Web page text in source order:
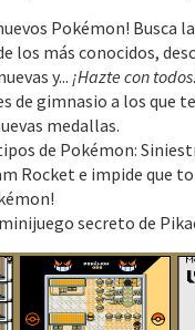
Pokémon! Busca
los más conocidos,
y... ¡Hazte con
de gimnasio a los que
medallas.
de Pokémon:
Rocket e impide que
secreto de